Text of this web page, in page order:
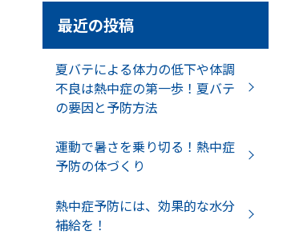
最近の投稿
夏バテによる体力の低下や体調
不良は熱中症の第一歩！夏バテ
の要因と予防方法
運動で暑さを乗り切る！熱中症
予防の体づくり
熱中症予防には、効果的な水分
補給を！